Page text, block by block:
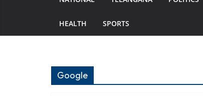
HEALTH SPORTS
Google